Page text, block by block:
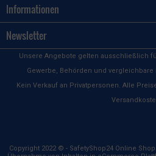
Informationen
Newsletter
Unsere Angebote gelten ausschließlich
Gewerbe, Behörden und
Kein Verkauf an Privatpersonen. Alle
Copyright 2022 © - SafetyShop24 Online